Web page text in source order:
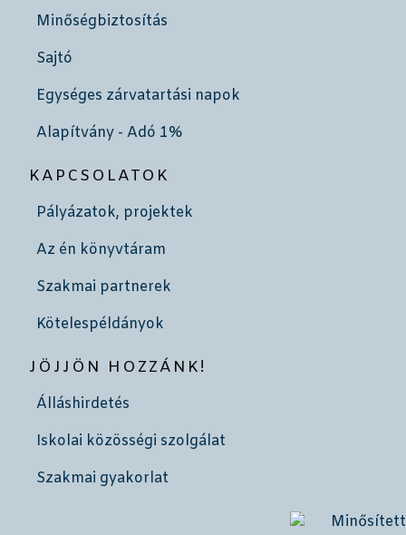
Minőségbiztosítás
Sajtó
Egységes zárvatartási napok
Alapítvány - Adó 1%
KAPCSOLATOK
Pályázatok, projektek
Az én könyvtáram
Szakmai partnerek
Kötelespéldányok
JÖJJÖN HOZZÁNK!
Álláshirdetés
Iskolai közösségi szolgálat
Szakmai gyakorlat